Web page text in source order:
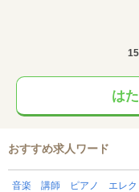
15
は
おすすめ求人ワード
音楽 講師 ピアノ エレク